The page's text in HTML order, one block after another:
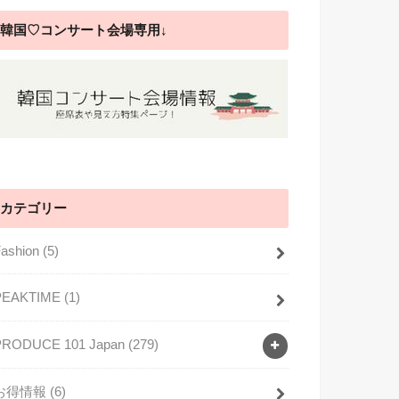
韓国♡コンサート会場専用↓
カテゴリー
(5)
(1)
101 Japan (279)
得情報 (6)